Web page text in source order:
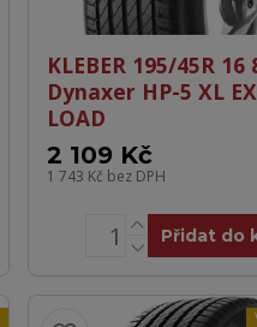
KLEBER 195/45R 16
Dynaxer HP-5 XL
LOAD
2 109 Kč
1 743 Kč bez DPH
Přidat do